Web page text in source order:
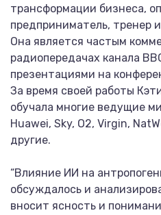
трансформации бизнеса,
предприниматель, тренер
Она является частым
радиопередачах канала
презентациями на
За время своей работы
обучала многие ведущие
Huawei, Sky, O2, Virgin,
другие.
“Влияние ИИ на
обсуждалось и
вносит ясность и